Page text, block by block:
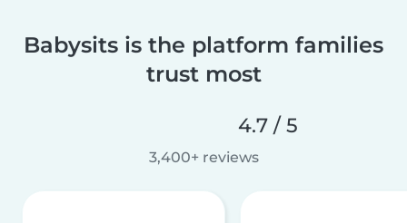
Babysits is the platform families
trust most
4.7 / 5
3,400+ reviews